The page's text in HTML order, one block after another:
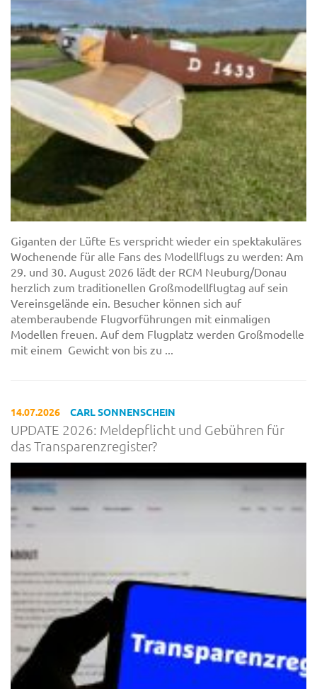
Giganten der Lüfte Es verspricht wieder ein spektakuläres
Wochenende für alle Fans des Modellflugs zu werden: Am
29. und 30. August 2026 lädt der RCM Neuburg/Donau
herzlich zum traditionellen Großmodellflugtag auf sein
Vereinsgelände ein. Besucher können sich auf
atemberaubende Flugvorführungen mit einmaligen
Modellen freuen. Auf dem Flugplatz werden Großmodelle
mit einem Gewicht von bis zu ...
14.07.2026 CARL SONNENSCHEIN
UPDATE 2026: Meldepflicht und Gebühren für
das Transparenzregister?